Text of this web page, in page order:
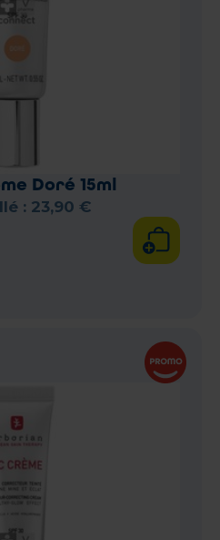
Doré 15ml
: 23,90 €